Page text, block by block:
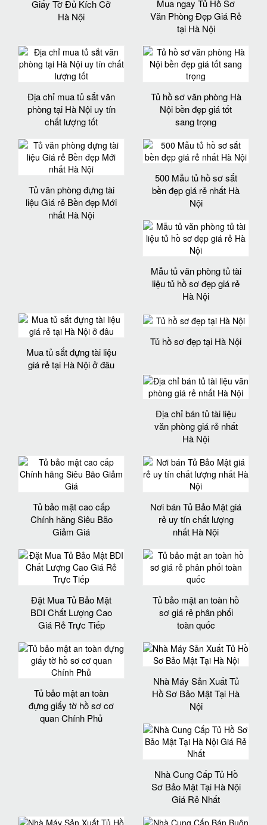
Giấy Tờ Đủ Kích Cỡ
Hà Nội
Mua ngay Tủ Hồ Sơ
Văn Phòng Đẹp Giá Rẻ
tại Hà Nội
Địa chỉ mua tủ sắt văn
phòng tại Hà Nội uy tín
chất lượng tốt
Tủ hồ sơ văn phòng Hà
Nội bền đẹp giá tốt
sang trọng
Tủ văn phòng đựng tài
liệu Giá rẻ Bền đẹp Mới
nhất Hà Nội
500 Mẫu tủ hồ sơ sắt
bền đẹp giá rẻ nhất Hà
Nội
Mẫu tủ văn phòng tủ tài
liệu tủ hồ sơ đẹp giá rẻ
Hà Nội
Mua tủ sắt đựng tài liệu
giá rẻ tại Hà Nội ở đâu
Tủ hồ sơ đẹp tại Hà Nội
Địa chỉ bán tủ tài liệu
văn phòng giá rẻ nhất
Hà Nội
Tủ bảo mật cao cấp
Chính hãng Siêu Bão
Giảm Giá
Nơi bán Tủ Bảo Mật giá
rẻ uy tín chất lượng
nhất Hà Nội
Đặt Mua Tủ Bảo Mật
BDI Chất Lượng Cao
Giá Rẻ Trực Tiếp
Tủ bảo mật an toàn hồ
sơ giá rẻ phân phối
toàn quốc
Tủ bảo mật an toàn
đựng giấy tờ hồ sơ cơ
quan Chính Phủ
Nhà Máy Sản Xuất Tủ
Hồ Sơ Bảo Mật Tại Hà
Nội
Nhà Cung Cấp Tủ Hồ
Sơ Bảo Mật Tại Hà Nội
Giá Rẻ Nhất